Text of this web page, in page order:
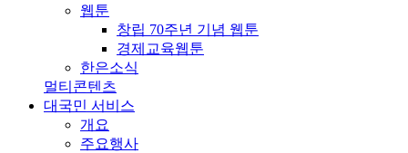
웹툰
창립 70주년 기념 웹툰
경제교육웹툰
한은소식
멀티콘텐츠
대국민 서비스
개요
주요행사